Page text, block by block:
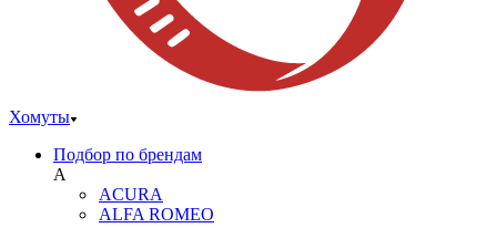
Хомуты
Подбор по брендам
A
ACURA
ALFA ROMEO